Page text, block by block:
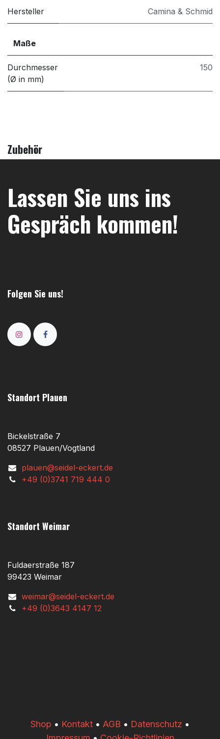
Hersteller Camina & Schmid
Maße
Durchmesser
(Ø in mm)
150
Zubehör
Lassen Sie uns ins
Gespräch kommen!
Folgen Sie uns!
Standort Plauen
Bickelstraße 7
08527 Plauen/Vogtland
plauen@seidel-eckert.de
+49 (0)3741 719 444 0
Standort Weimar
Fuldaerstraße 187
99423 Weimar
weimar@seidel-eckert.de
+49 (0)3643 4147 12
​​Shop • Kontakt • AGB • Datenschutz •